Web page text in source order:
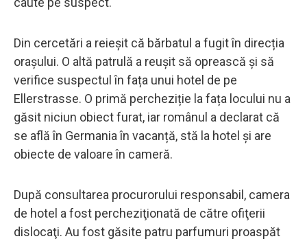
Din cercetări a reieșit că bărbatul a fugit în direcția
orașului. O altă patrulă a reușit să oprească și să
verifice suspectul în fața unui hotel de pe
Ellerstrasse. O primă percheziție la fața locului nu a
găsit niciun obiect furat, iar românul a declarat că
se află în Germania în vacanță, stă la hotel și are
obiecte de valoare în cameră.
După consultarea procurorului responsabil, camera
de hotel a fost percheziţionată de către ofiţerii
dislocaţi. Au fost găsite patru parfumuri proaspăt